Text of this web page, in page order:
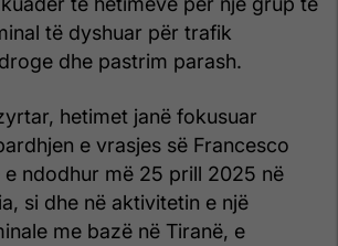
të dyshuar për trafik
dhe pastrim parash.
hetimet janë fokusuar
e vrasjes së Francesco
e ndodhur më 25 prill 2025 në
si dhe në aktivitetin e një
me bazë në Tiranë, e